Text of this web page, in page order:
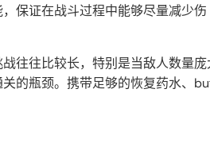
保证在战斗过程中能够尽量减少伤
往往比较长，特别是当敌人数量庞
的瓶颈。携带足够的恢复药水、